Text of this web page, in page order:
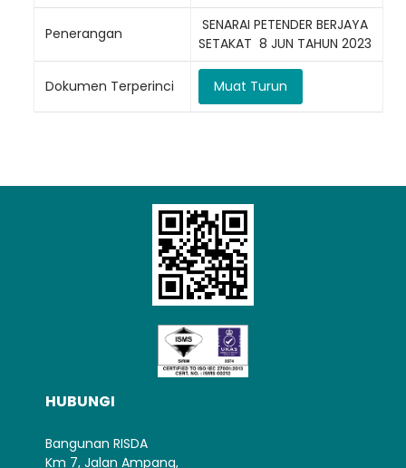
Penerangan
SENARAI PETENDER BERJAYA
SETAKAT 8 JUN TAHUN 2023
Dokumen Terperinci Muat Turun
HUBUNGI
Bangunan RISDA
Km 7, Jalan Ampang,
Loading AiRIS...